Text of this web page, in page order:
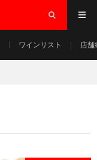
ワインリスト 店舗